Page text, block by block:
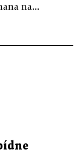
na...